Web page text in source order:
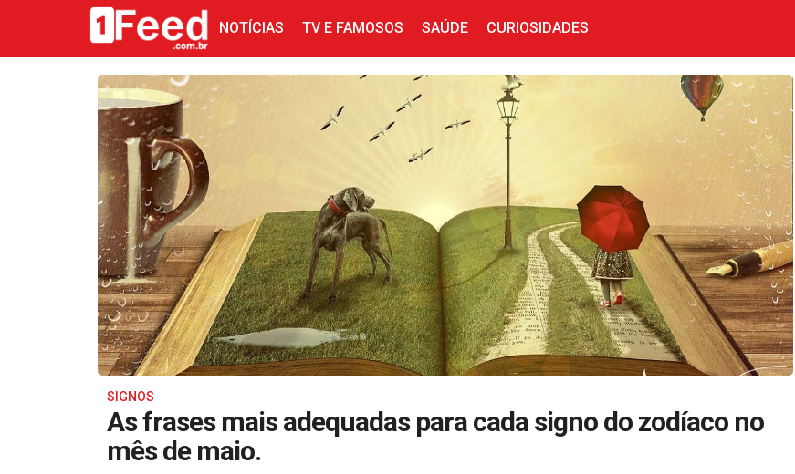
NOTÍCIAS TV E FAMOSOS SAÚDE CURIOSIDADES
SIGNOS
As frases mais adequadas para cada signo do zodíaco no
mês de maio.